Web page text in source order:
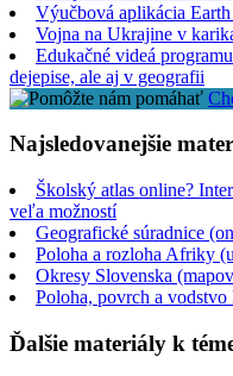
Výučbová aplikácia
Vojna na Ukrajine v
Edukačné videá
dejepise, ale aj v geografii
Najsledovanejšie
Školský atlas online?
veľa možností
Geografické súradnice
Poloha a rozloha Afriky
Okresy Slovenska
Poloha, povrch a
Ďalšie materiály k